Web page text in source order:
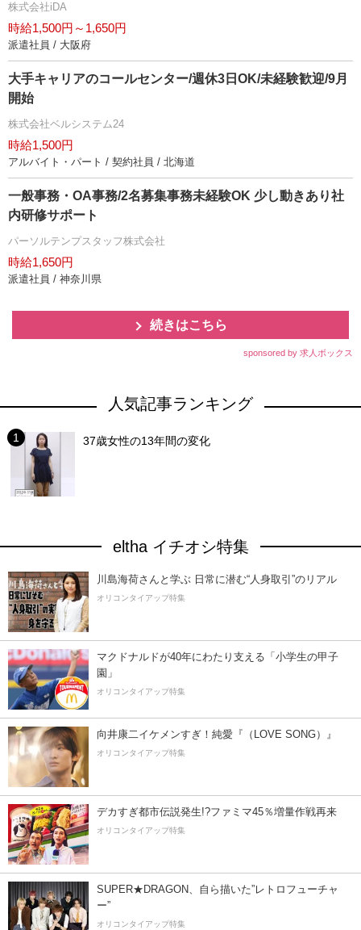
株式会社iDA
時給1,500円～1,650円
派遣社員 / 大阪府
大手キャリアのコールセンター/週休3日OK/未経験歓迎/9月
開始
株式会社ベルシステム24
時給1,500円
アルバイト・パート / 契約社員 / 北海道
一般事務・OA事務/2名募集事務未経験OK 少し動きあり社
内研修サポート
パーソルテンプスタッフ株式会社
時給1,650円
派遣社員 / 神奈川県
続きはこちら
sponsored by 求人ボックス
人気記事ランキング
37歳女性の13年間の変化
eltha イチオシ特集
川島海荷さんと学ぶ 日常に潜む“人身取引”のリアル
オリコンタイアップ特集
マクドナルドが40年にわたり支える「小学生の甲子
園」
オリコンタイアップ特集
向井康二イケメンすぎ！純愛『（LOVE SONG）』
オリコンタイアップ特集
デカすぎ都市伝説発生!?ファミマ45％増量作戦再来
オリコンタイアップ特集
SUPER★DRAGON、自ら描いた”レトロフューチャ
ー”
オリコンタイアップ特集